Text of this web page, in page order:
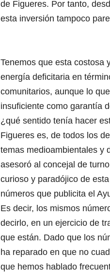
de Figueres. Por tanto,
esta inversión tampoco
Tenemos que esta costosa
energía deficitaria en
comunitarios, aunque lo
insuficiente como garantía
¿qué sentido tenía hacer
Figueres es, de todos los
temas medioambientales y
asesoró al concejal de
curioso y paradójico de
números que publicita el
Es decir, los mismos
decirlo, en un ejercicio de
que están. Dado que los
ha reparado en que no
que hemos hablado